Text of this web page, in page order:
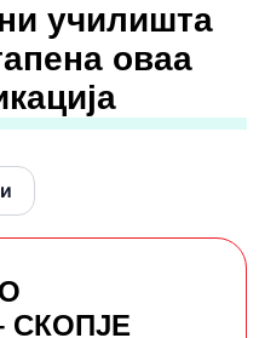
училишта
оваа
СКОПЈЕ